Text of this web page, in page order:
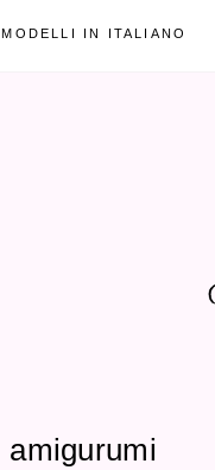
MODELLI IN ITALIANO
amigurumi